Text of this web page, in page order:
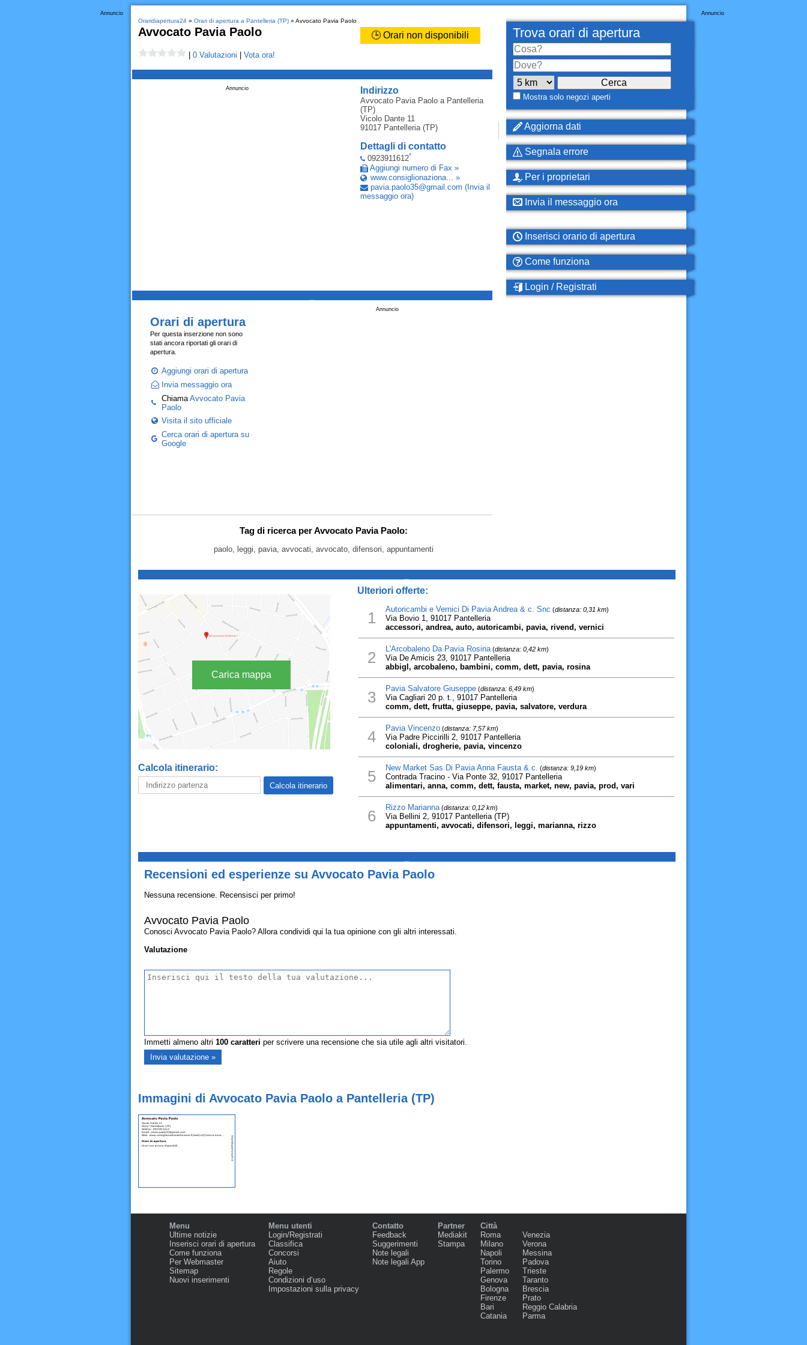
Annuncio
Oraridiapertura24» Orari di apertura a Pantelleria (TP)» Avvocato Pavia Paolo
Avvocato Pavia Paolo 🕒 Orari non disponibili
0 Valutazioni Vota ora!
Indirizzo
Avvocato Pavia Paoloa Pantelleria
(TP)
Vicolo Dante 11
91017 Pantelleria (TP)
Dettagli di contatto
0923911612*
Aggiungi numero di Fax »
www.consiglionaziona... »
pavia.paolo35@gmail .com (Invia il
messaggio ora)
Annuncio
Annuncio
Orari di apertura
Per questa inserzione non sono
stati ancora riportati gli orari di
apertura.
Aggiungi orari di apertura
Invia messaggio ora
ChiamaAvvocato Pavia
Paolo
Visita il sito ufficiale
Cerca orari di apertura su
Google
Tag di ricerca per Avvocato Pavia Paolo:
paolo, leggi, pavia, avvocati, avvocato, difensori, appuntamenti
Annuncio
Trova orari di apertura
Mostra solo negozi aperti
Aggiorna dati
Segnala errore
Per i proprietari
Invia il messaggio ora
Inserisci orario di apertura
Come funziona
Login / Registrati
Carica mappa
Calcola itinerario:
Ulteriori offerte:
1 Autoricambi e Vernici Di Pavia Andrea & c. Snc (distanza: 0,31 km)
Via Bovio 1, 91017 Pantelleria
accessori, andrea, auto, autoricambi, pavia, rivend, vernici
2 L'Arcobaleno Da Pavia Rosina(distanza: 0,42 km)
Via De Amicis 23, 91017 Pantelleria
abbigl, arcobaleno, bambini, comm, dett, pavia, rosina
3 Pavia Salvatore Giuseppe(distanza: 6,49 km)
Via Cagliari 20 p. t., 91017 Pantelleria
comm, dett, frutta, giuseppe, pavia, salvatore, verdura
4 Pavia Vincenzo(distanza: 7,57 km)
Via Padre Piccirilli 2, 91017 Pantelleria
coloniali, drogherie, pavia, vincenzo
5 New Market Sas Di Pavia Anna Fausta & c. (distanza: 9,19 km)
Contrada Tracino - Via Ponte 32, 91017 Pantelleria
alimentari, anna, comm, dett, fausta, market, new, pavia, prod, vari
6 Rizzo Marianna(distanza: 0,12 km)
Via Bellini 2, 91017 Pantelleria (TP)
appuntamenti, avvocati, difensori, leggi, marianna, rizzo
Recensioni ed esperienze su Avvocato Pavia Paolo
Nessuna recensione. Recensisci per primo!
Avvocato Pavia Paolo
Conosci Avvocato Pavia Paolo? Allora condividi qui la tua opinione con gli altri interessati.
Valutazione
Immetti almeno altri 100caratteri per scrivere una recensione che sia utile agli altri visitatori.
Immagini di Avvocato Pavia Paolo a Pantelleria (TP)
Menu
Ultime notizie
Inserisci orari di apertura
Come funziona
Per Webmaster
Sitemap
Nuovi inserimenti
Menu utenti
Login/Registrati
Classifica
Concorsi
Aiuto
Regole
Condizioni d‘uso
Impostazioni sulla privacy
Contatto
Feedback
Suggerimenti
Note legali
Note legali App
Partner
Mediakit
Stampa
Città
Roma
Milano
Napoli
Torino
Palermo
Genova
Bologna
Firenze
Bari
Catania
Venezia
Verona
Messina
Padova
Trieste
Taranto
Brescia
Prato
Reggio Calabria
Parma